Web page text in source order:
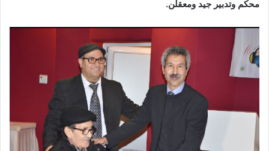
محكم وتدبير جيد ومعقلن.